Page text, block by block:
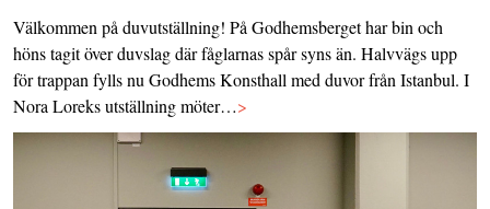
Välkommen på duvutställning! På Godhemsberget har bin och
höns tagit över duvslag där fåglarnas spår syns än. Halvvägs upp
för trappan fylls nu Godhems Konsthall med duvor från Istanbul. I
Nora Loreks utställning möter…>